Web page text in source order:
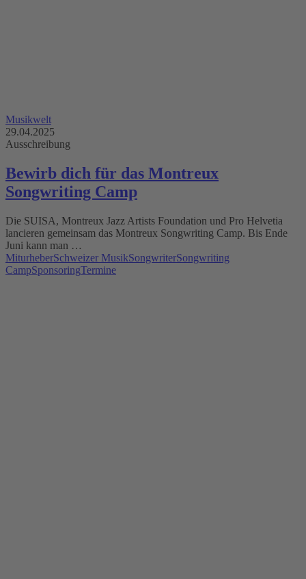
Musikwelt
29.04.2025
Ausschreibung
Bewirb dich für das Montreux
Songwriting Camp
Die SUISA, Montreux Jazz Artists Foundation und Pro Helvetia
lancieren gemeinsam das Montreux Songwriting Camp. Bis Ende
Juni kann man …
MiturheberSchweizer MusikSongwriterSongwriting
CampSponsoringTermine